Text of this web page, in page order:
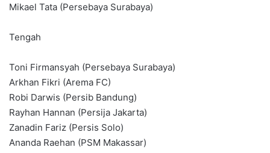
Mikael Tata (Persebaya Surabaya)
Tengah
Toni Firmansyah (Persebaya Surabaya)
Arkhan Fikri (Arema FC)
Robi Darwis (Persib Bandung)
Rayhan Hannan (Persija Jakarta)
Zanadin Fariz (Persis Solo)
Ananda Raehan (PSM Makassar)